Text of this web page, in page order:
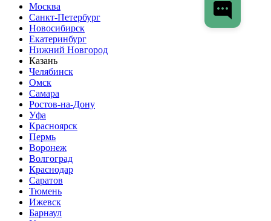
Москва
Санкт-Петербург
Новосибирск
Екатеринбург
Нижний Новгород
Казань
Челябинск
Омск
Самара
Ростов-на-Дону
Уфа
Красноярск
Пермь
Воронеж
Волгоград
Краснодар
Саратов
Тюмень
Ижевск
Барнаул